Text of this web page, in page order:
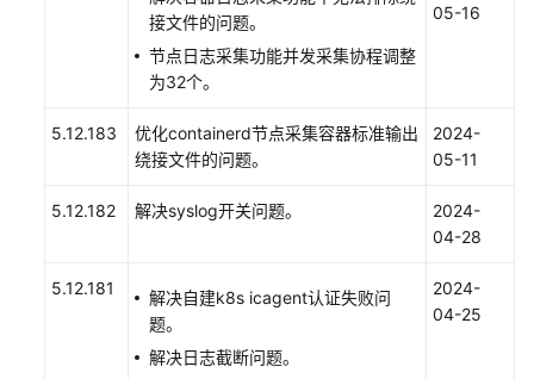
AOM
事
迁
接文件的问题。
节点日志采集功能并发采集协程调整
为32个。
05-16
5.12.183
优化containerd节点采集容器标准输出
绕接文件的问题。
2024-
05-11
5.12.182 解决syslog开关问题。
2024-
04-28
5.12.181
解决自建k8s icagent认证失败问
题。
解决日志截断问题。
2024-
04-25